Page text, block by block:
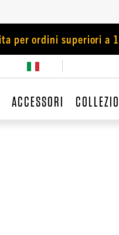
per ordini superiori a
ACCESSORI